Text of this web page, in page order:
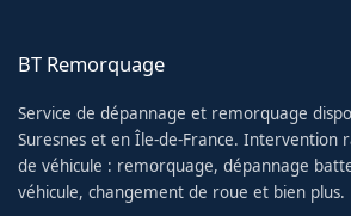
BT Remorquage
Service de dépannage et remorquage
Suresnes et en Île-de-France. Intervention
de véhicule : remorquage, dépannage
véhicule, changement de roue et bien plus.